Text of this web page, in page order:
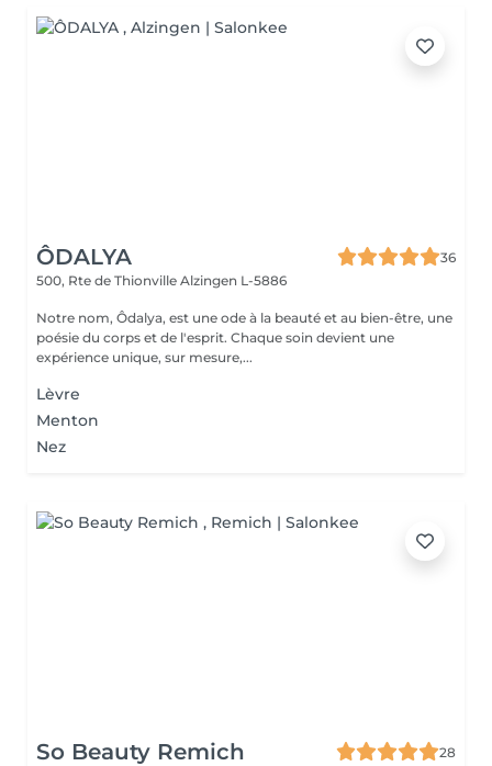
ÔDALYA
36
500, Rte de Thionville Alzingen L-5886
Notre nom, Ôdalya, est une ode à la beauté et au bien-être, une
poésie du corps et de l'esprit. Chaque soin devient une
expérience unique, sur mesure,...
Lèvre
Menton
Nez
So Beauty Remich
28